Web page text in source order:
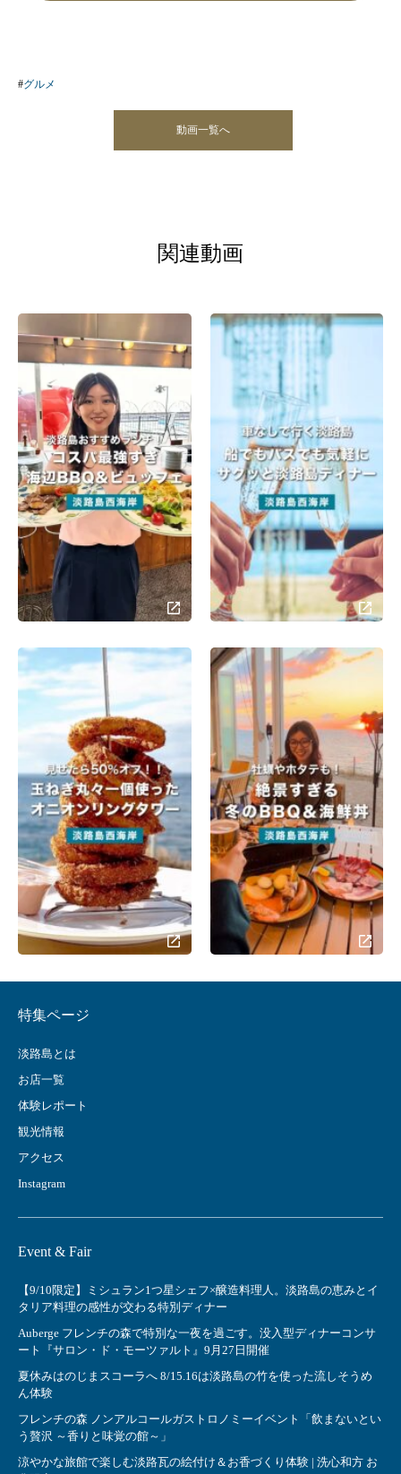
グルメ
動画一覧へ
関連動画
特集ページ
淡路島とは
お店一覧
体験レポート
観光情報
アクセス
Instagram
Event & Fair
【9/10限定】ミシュラン1つ星シェフ×醸造料理人。淡路島の恵みとイ
タリア料理の感性が交わる特別ディナー
Auberge フレンチの森で特別な一夜を過ごす。没入型ディナーコンサ
ート『サロン・ド・モーツァルト』9月27日開催
夏休みはのじまスコーラへ 8/15.16は淡路島の竹を使った流しそうめ
ん体験
フレンチの森 ノンアルコールガストロノミーイベント「飲まないとい
う贅沢 ～香りと味覚の館～」
涼やかな旅館で楽しむ淡路瓦の絵付け＆お香づくり体験 | 洗心和方 お